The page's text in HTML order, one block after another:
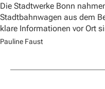
Die Stadtwerke Bonn
Stadtbahnwagen aus dem
klare Informationen vor Ort
Pauline Faust